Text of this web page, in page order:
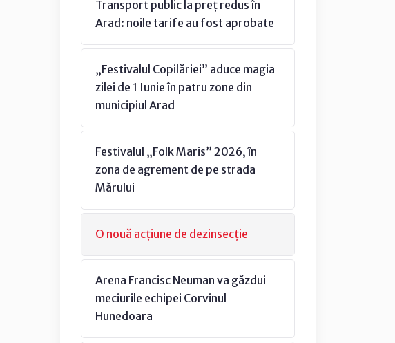
Transport public la preț redus în
Arad: noile tarife au fost aprobate
„Festivalul Copilăriei” aduce magia
zilei de 1 Iunie în patru zone din
municipiul Arad
Festivalul „Folk Maris” 2026, în
zona de agrement de pe strada
Mărului
O nouă acțiune de dezinsecție
Arena Francisc Neuman va găzdui
meciurile echipei Corvinul
Hunedoara